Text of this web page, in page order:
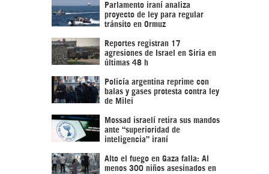
Parlamento iraní analiza
proyecto de ley para regular
tránsito en Ormuz
Reportes registran 17
agresiones de Israel en Siria en
últimas 48 h
Policía argentina reprime con
balas y gases protesta contra ley
de Milei
Mossad israelí retira sus mandos
ante “superioridad de
inteligencia” iraní
Alto el fuego en Gaza falla: Al
menos 300 niños asesinados en